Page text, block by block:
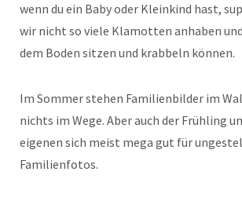
wenn du ein Baby oder Kleinkind hast,
wir nicht so viele Klamotten anhaben
dem Boden sitzen und krabbeln können.
Im Sommer stehen Familienbilder im
nichts im Wege. Aber auch der Frühling
eigenen sich meist mega gut für
Familienfotos.